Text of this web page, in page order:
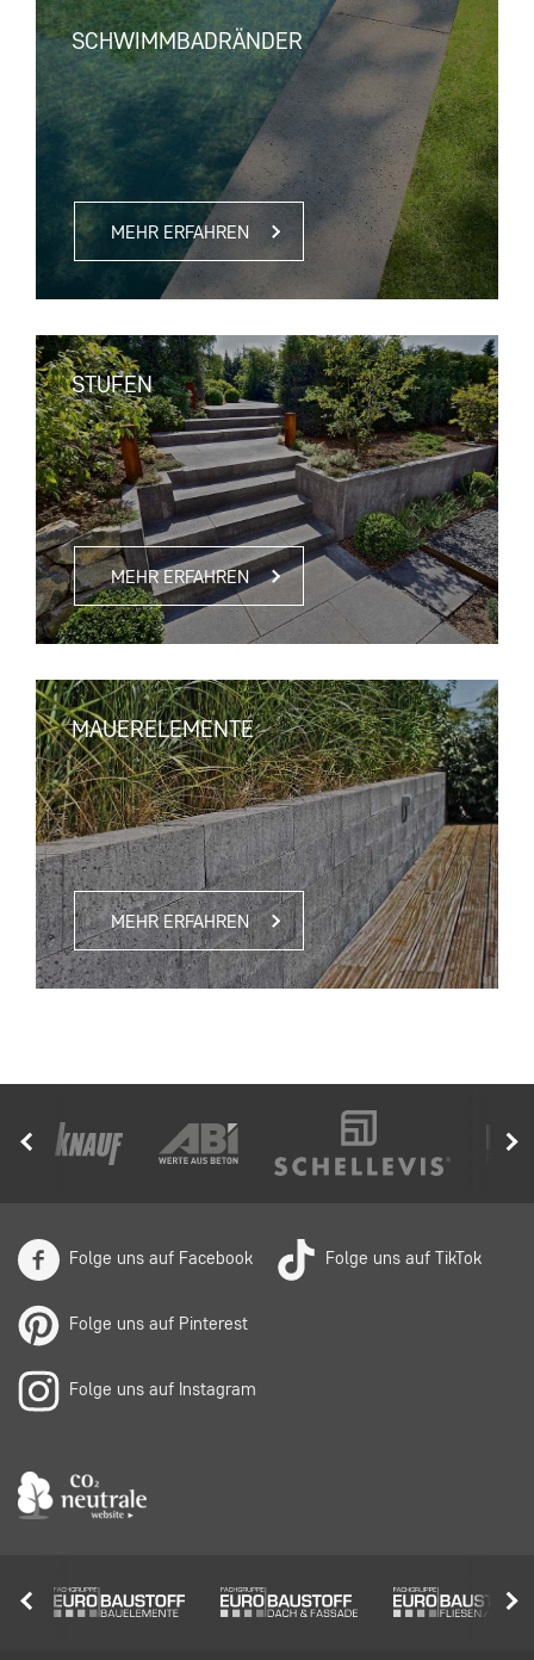
SCHWIMMBADRÄNDER
MEHR ERFAHREN
STUFEN
MEHR ERFAHREN
MAUERELEMENTE
MEHR ERFAHREN
Folge uns auf Facebook Folge uns auf TikTok
Folge uns auf Pinterest
Folge uns auf Instagram